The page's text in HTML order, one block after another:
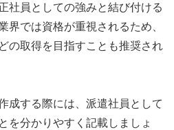
社員としての強みと結び付ける
界では資格が重視されるため、
の取得を目指すことも推奨され
成する際には、派遣社員として
を分かりやすく記載しましょ